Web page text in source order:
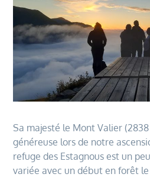
Sa majesté le Mont Valier
généreuse lors de notre
refuge des Estagnous est un
variée avec un début en forêt